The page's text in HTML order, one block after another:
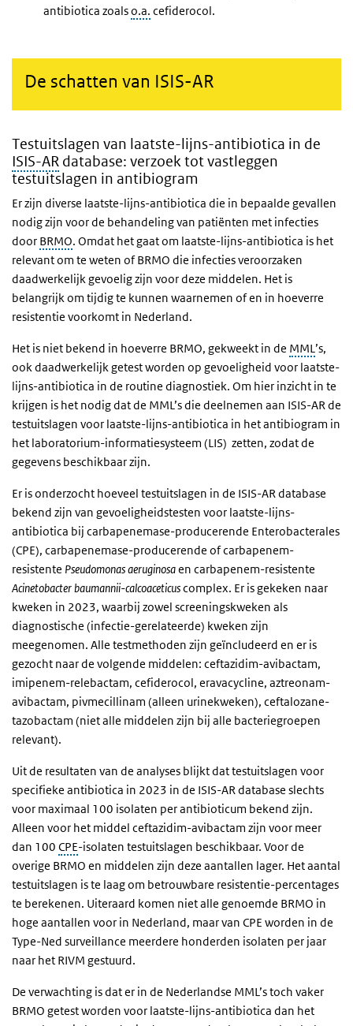
antibiotica zoalso.a. cefiderocol.
De schatten van ISIS-AR
Testuitslagen van laatste-lijns-antibiotica in de
ISIS-AR database: verzoek tot vastleggen
testuitslagen in antibiogram
Er zijn diverse laatste-lijns-antibiotica die in bepaalde gevallen
nodig zijn voor de behandeling van patiënten met infecties
door BRMO. Omdat het gaat om laatste-lijns-antibiotica is het
relevant om te weten of BRMO die infecties veroorzaken
daadwerkelijk gevoelig zijn voor deze middelen. Het is
belangrijk om tijdig te kunnen waarnemen of en in hoeverre
resistentie voorkomt in Nederland.
Het is niet bekend in hoeverre BRMO, gekweekt in de MML’s,
ook daadwerkelijk getest worden op gevoeligheid voor laatste-
lijns-antibiotica in de routine diagnostiek. Om hier inzicht in te
krijgen is het nodig dat de MML’s die deelnemen aan ISIS-AR de
testuitslagen voor laatste-lijns-antibiotica in het antibiogram in
het laboratorium-informatiesysteem (LIS) zetten, zodat de
gegevens beschikbaar zijn.
Er is onderzocht hoeveel testuitslagen in de ISIS-AR database
bekend zijn van gevoeligheidstesten voor laatste-lijns-
antibiotica bij carbapenemase-producerende Enterobacterales
(CPE), carbapenemase-producerende of carbapenem-
resistente Pseudomonas aeruginosaen carbapenem-resistente
Acinetobacter baumannii-calcoaceticuscomplex. Er is gekeken naar
kweken in 2023, waarbij zowel screeningskweken als
diagnostische (infectie-gerelateerde) kweken zijn
meegenomen. Alle testmethoden zijn geïncludeerd en er is
gezocht naar de volgende middelen: ceftazidim-avibactam,
imipenem-relebactam, cefiderocol, eravacycline, aztreonam-
avibactam, pivmecillinam (alleen urinekweken), ceftalozane-
tazobactam (niet alle middelen zijn bij alle bacteriegroepen
relevant).
Uit de resultaten van de analyses blijkt dat testuitslagen voor
specifieke antibiotica in 2023 in de ISIS-AR database slechts
voor maximaal 100 isolaten per antibioticum bekend zijn.
Alleen voor het middel ceftazidim-avibactam zijn voor meer
dan 100 CPE-isolaten testuitslagen beschikbaar. Voor de
overige BRMO en middelen zijn deze aantallen lager. Het aantal
testuitslagen is te laag om betrouwbare resistentie-percentages
te berekenen. Uiteraard komen niet alle genoemde BRMO in
hoge aantallen voor in Nederland, maar van CPE worden in de
Type-Ned surveillance meerdere honderden isolaten per jaar
naar het RIVM gestuurd.
De verwachting is dat er in de Nederlandse MML’s toch vaker
BRMO getest worden voor laatste-lijns-antibiotica dan het